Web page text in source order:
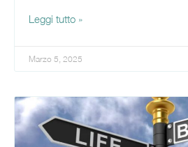
Leggi tutto »
Marzo 5, 2025